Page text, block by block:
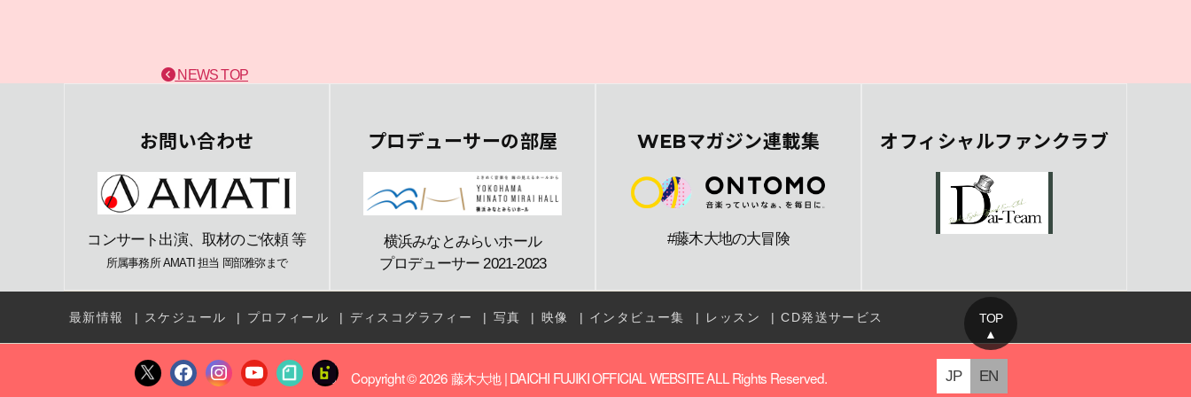
NEWS TOP
お問い合わせ
コンサート出演、取材のご依頼 等
所属事務所 AMATI 担当 岡部雅弥まで
プロデューサーの部屋
横浜みなとみらいホール
プロデューサー 2021-2023
WEBマガジン連載集
#藤木大地の大冒険
オフィシャルファンクラブ
最新情報 スケジュール プロフィール ディスコグラフィー 写真 映像 インタビュー集 レッスン CD発送サービス
X FacebookInstagram
YouTubenote fanclubCopyright © 2026藤木大地 | DAICHI FUJIKI OFFICIAL WEBSITEALL Rights Reserved. JP EN
TOP
▲